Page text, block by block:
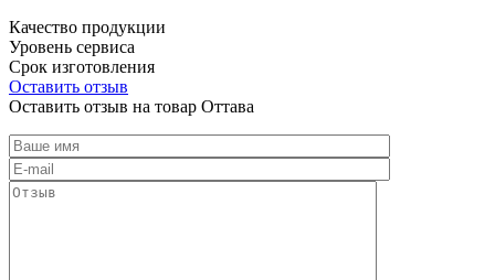
Качество продукции
Уровень сервиса
Срок изготовления
Оставить отзыв
Оставить отзыв на товар Оттава